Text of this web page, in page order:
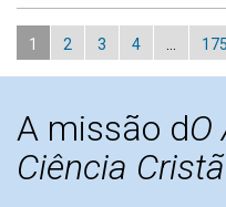
1 2 3 4 175
A missão dO
Ciência Cristã